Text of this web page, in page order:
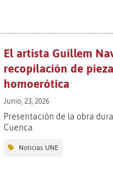
El artista Guillem
recopilación de
homoerótica
Junio, 23, 2026
Presentación de la obra
Cuenca
Noticias UNE